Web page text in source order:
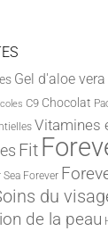
Gel d'aloe vera
C9 Chocolat
Vitamines
Fit
Sea Forever
du
de la peau